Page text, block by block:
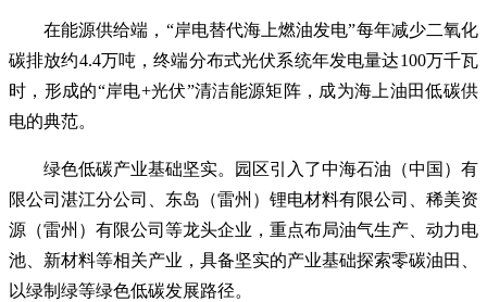
在能源供给端，“岸电替代海上燃油发电”每年减少二氧化
碳排放约4.4万吨，终端分布式光伏系统年发电量达100万千瓦
时，形成的“岸电+光伏”清洁能源矩阵，成为海上油田低碳供
电的典范。
绿色低碳产业基础坚实。园区引入了中海石油（中国）有
限公司湛江分公司、东岛（雷州）锂电材料有限公司、稀美资
源（雷州）有限公司等龙头企业，重点布局油气生产、动力电
池、新材料等相关产业，具备坚实的产业基础探索零碳油田、
以绿制绿等绿色低碳发展路径。